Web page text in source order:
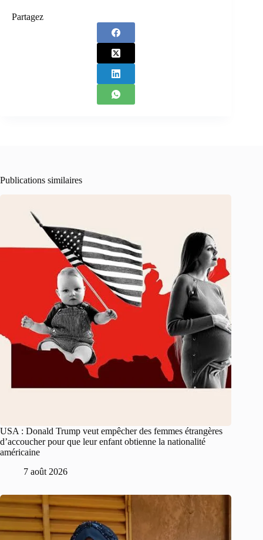
Partagez
Publications similaires
USA : Donald Trump veut empêcher des femmes étrangères
d’accoucher pour que leur enfant obtienne la nationalité
américaine
7 août 2026